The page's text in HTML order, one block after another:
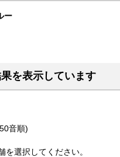
ー
を表示しています
音順)
選択してください。